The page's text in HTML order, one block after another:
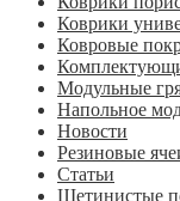
Коврики
Ковровые
Модульные
Напольное
Новости
Резиновые
Статьи
Щетинистые